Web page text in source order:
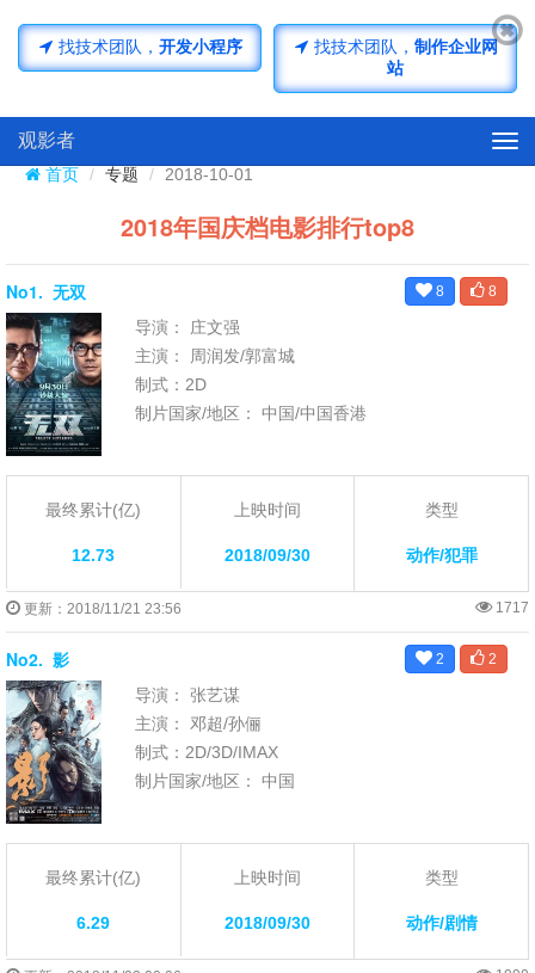
找技术团队， 开发小程序
济南小程序开发
找技术团队， 制作企业网
站
济南网站开发
观影者
首页 专题 2018-10-01
2018年国庆档电影排行top8
No1. 无双 8 8
导演： 庄文强
主演： 周润发/郭富城
制式：2D
制片国家/地区： 中国/中国香港
最终累计(亿)
12.73
上映时间
2018/09/30
类型
动作/犯罪
更新：2018/11/21 23:56 1717
No2. 影 2 2
导演： 张艺谋
主演： 邓超/孙俪
制式：2D/3D/IMAX
制片国家/地区： 中国
最终累计(亿)
6.29
上映时间
2018/09/30
类型
动作/剧情